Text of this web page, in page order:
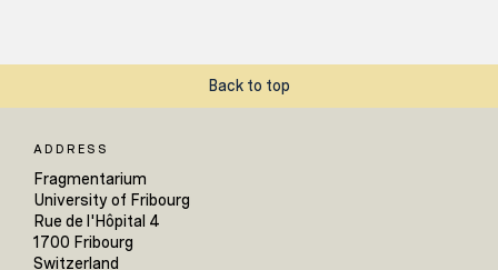
Back to top
ADDRESS
Fragmentarium
University of Fribourg
Rue de l'Hôpital 4
1700 Fribourg
Switzerland